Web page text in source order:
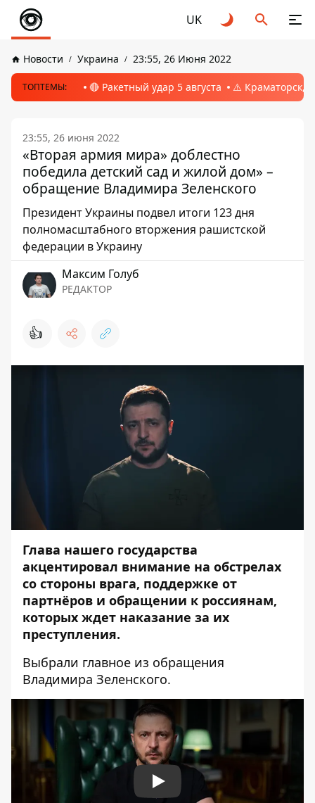
UK
Новости Украина 23:55, 26 Июня 2022
ТОПТЕМЫ: 🔴 Ракетный удар 5 августа ⚠️ Краматорск,
23:55, 26 июня 2022
«Вторая армия мира» доблестно
победила детский сад и жилой дом» –
обращение Владимира Зеленского
Президент Украины подвел итоги 123 дня
полномасштабного вторжения рашистской
федерации в Украину
Максим Голуб
РЕДАКТОР
👍
Глава нашего государства
акцентировал внимание на обстрелах
со стороны врага, поддержке от
партнёров и обращении к россиянам,
которых ждет наказание за их
преступления.
Выбрали главное из обращения
Владимира Зеленского.
Play